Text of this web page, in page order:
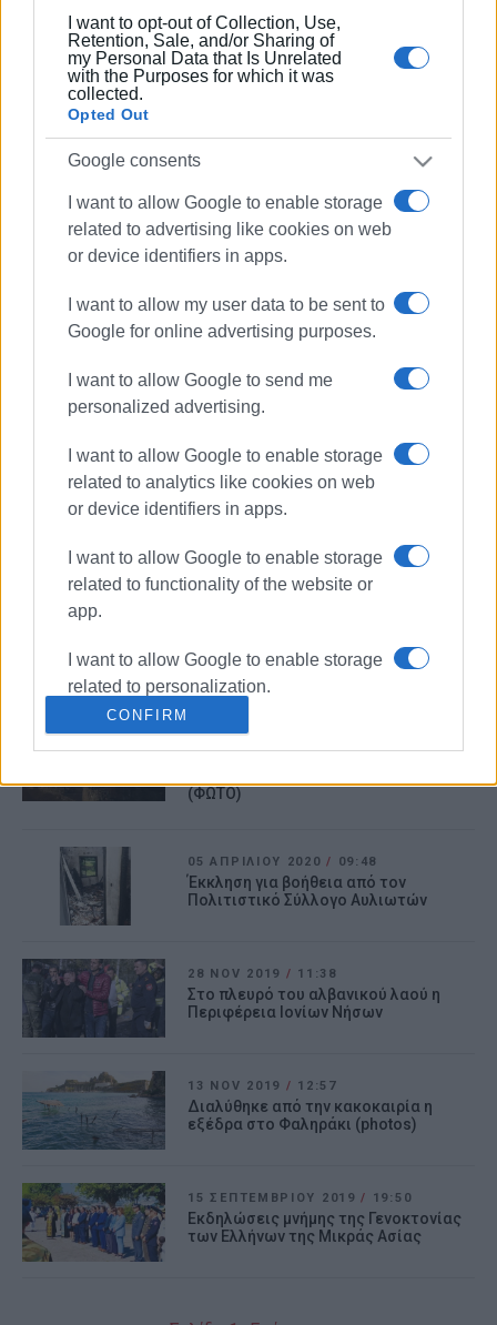
I want to opt-out of Collection, Use,
Retention, Sale, and/or Sharing of
my Personal Data that Is Unrelated
with the Purposes for which it was
collected.
Opted Out
Google consents
I want to allow Google to enable storage
related to advertising like cookies on web
or device identifiers in apps.
I want to allow my user data to be sent to
Google for online advertising purposes.
I want to allow Google to send me
personalized advertising.
I want to allow Google to enable storage
related to analytics like cookies on web
or device identifiers in apps.
I want to allow Google to enable storage
related to functionality of the website or
app.
I want to allow Google to enable storage
related to personalization.
I want to allow Google to enable storage
authentication functionality and fraud
CONFIRM
στην απαλλαγή
τιμής
10 ΟΚΤΩΒΡΊΟΥ 2022/ 10:18
Η Παιδική Χορωδία Κέρκυρας στο
Ψηφιακή έκθεση με τίτλο: Από την
Ιωνία στο Ιόνιο: Πρόσφυγες στην
Κέρκυρα μετά την Μικρασιατική
Καταστροφή
01 ΟΚΤΩΒΡΊΟΥ 2022 /15:04
Χορευτική εκδήλωση για τα 100
γενοκτονίας των Ελλήνων της Μικράς
Ασίας
13 ΑΥΓΟΎΣΤΟΥ 2022
Κατάνυξη «προσφύγων» στον Αη
(ΦΩΤΟ)
05 ΑΠΡΙΛΊΟΥ 2020 / 09:48
Έκκληση για βοήθεια από τον
Πολιτιστικό Σύλλογο Αυλιωτών
28 NOV 2019 / 11:38
Στο πλευρό του αλβανικού λαού η
Περιφέρεια Ιονίων Νήσων
13 NOV 2019 / 12:57
Διαλύθηκε από την κακοκαιρία η
εξέδρα στο Φαληράκι (photos)
15 ΣΕΠΤΕΜΒΡΊΟΥ 2019/ 19:50
Εκδηλώσεις μνήμης της Γενοκτονίας
των Ελλήνων της Μικράς Ασίας